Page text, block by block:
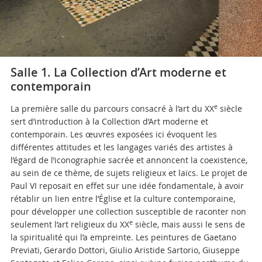
Salle 1. La Collection d’Art moderne et
contemporain
La première salle du parcours consacré à l’art du XXesiècle
sert d’introduction à la Collection d’Art moderne et
contemporain. Les œuvres exposées ici évoquent les
différentes attitudes et les langages variés des artistes à
l’égard de l’iconographie sacrée et annoncent la coexistence,
au sein de ce thème, de sujets religieux et laïcs. Le projet de
Paul VI reposait en effet sur une idée fondamentale, à avoir
rétablir un lien entre l’Église et la culture contemporaine,
pour développer une collection susceptible de raconter non
seulement l’art religieux du XXesiècle, mais aussi le sens de
la spiritualité qui l’a empreinte. Les peintures de Gaetano
Previati, Gerardo Dottori, Giulio Aristide Sartorio, Giuseppe